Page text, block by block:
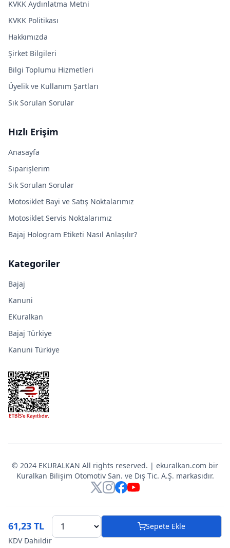
61,23 TL
KDV Dahildir
Sepete Ekle
KVKK Aydınlatma Metni
KVKK Politikası
Hakkımızda
Şirket Bilgileri
Bilgi Toplumu Hizmetleri
Üyelik ve Kullanım Şartları
Sık Sorulan Sorular
Hızlı Erişim
Anasayfa
Siparişlerim
Sık Sorulan Sorular
Motosiklet Bayi ve Satış Noktalarımız
Motosiklet Servis Noktalarımız
Bajaj Hologram Etiketi Nasıl Anlaşılır?
Kategoriler
Bajaj
Kanuni
EKuralkan
Bajaj Türkiye
Kanuni Türkiye
© 2024 EKURALKAN All rights reserved. | ekuralkan.com bir
Kuralkan Bilişim Otomotiv San. ve Dış Tic. A.Ş. markasıdır.